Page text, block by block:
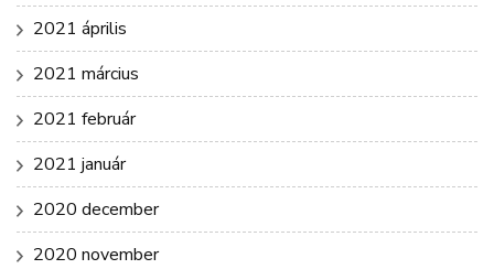
2021 április
2021 március
2021 február
2021 január
2020 december
2020 november